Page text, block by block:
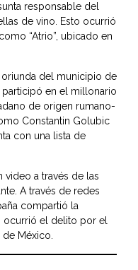
responsable del
de vino. Esto ocurrió
“Atrio”, ubicado en
del municipio de
participó en el millonario
de origen rumano-
Constantin Golubic
con una lista de
video a través de las
A través de redes
compartió la
ocurrió el delito por el
de México.